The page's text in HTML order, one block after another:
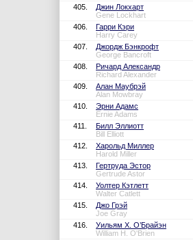
405.
Джин Локхарт
Gene Lockhart
406.
Гарри Кэри
Harry Carey
407.
Джордж Бэнкрофт
George Bancroft
408.
Ричард Александр
Richard Alexander
409.
Алан Маубрэй
Alan Mowbray
410.
Эрни Адамс
Ernie Adams
411.
Билл Эллиотт
Bill Elliott
412.
Харольд Миллер
Harold Miller
413.
Гертруда Эстор
Gertrude Astor
414.
Уолтер Кэтлетт
Walter Catlett
415.
Джо Грэй
Joe Gray
416.
Уильям Х. О’Брайэн
William H. O'Brien